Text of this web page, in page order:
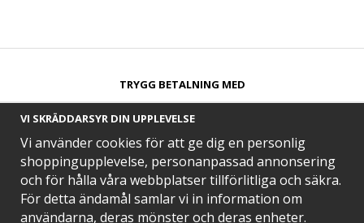
TRYGG BETALNING MED​
SNABB LEVERANS MED
VI SKRÄDDARSYR DIN UPPLEVELSE
Vi använder cookies för att ge dig en personlig
shoppingupplevelse, personanpassad annonsering
och för hålla våra webbplatser tillförlitliga och säkra.
För detta ändamål samlar vi in information om
användarna, deras mönster och deras enheter.